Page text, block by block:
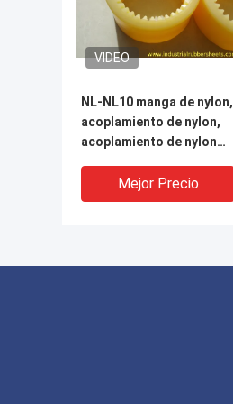
VIDEO
NL-NL10 manga de nylon,
acoplamiento de nylon,
acoplamiento de nylon
Mejor Precio